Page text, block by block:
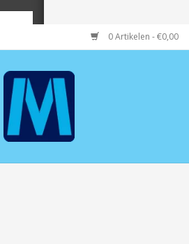
0 Artikelen - €0,00